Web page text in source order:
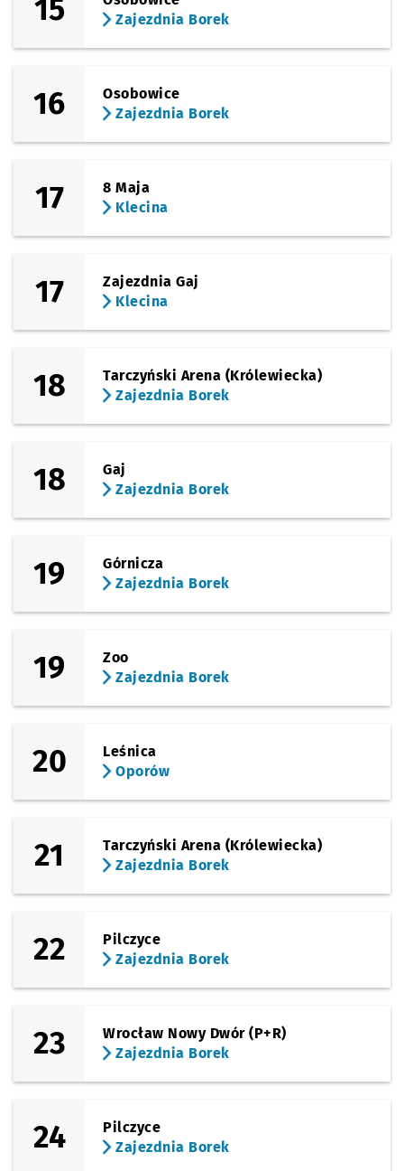
15
Zajezdnia Borek
16
Osobowice
Zajezdnia Borek
17
8 Maja
Klecina
17
Zajezdnia Gaj
Klecina
18
Tarczyński Arena (Królewiecka)
Zajezdnia Borek
18
Gaj
Zajezdnia Borek
19
Górnicza
Zajezdnia Borek
19
Zoo
Zajezdnia Borek
20
Leśnica
Oporów
21
Tarczyński Arena (Królewiecka)
Zajezdnia Borek
22
Pilczyce
Zajezdnia Borek
23
Wrocław Nowy Dwór (P+R)
Zajezdnia Borek
24
Pilczyce
Zajezdnia Borek